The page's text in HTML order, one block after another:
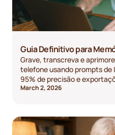
Guia Definitivo para
Grave, transcreva e
telefone usando prompts de
95% de precisão e
March 2, 2026